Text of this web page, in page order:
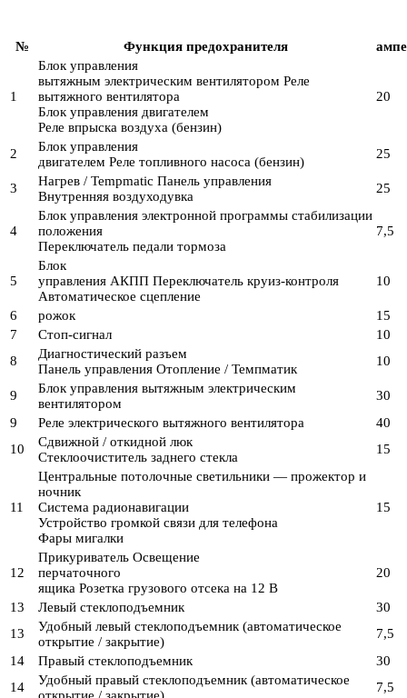
№ Функция предохранителя
1
Блок управления
вытяжным электрическим вентилятором Реле
вытяжного вентилятора
Блок управления двигателем
Реле впрыска воздуха (бензин)
20
2
Блок управления
двигателем Реле топливного насоса (бензин)
25
3
Нагрев / Tempmatic Панель управления
Внутренняя воздуходувка
25
4
Блок управления электронной программы стабилизации
положения
Переключатель педали тормоза
7,5
5
Блок
управления АКПП Переключатель круиз-контроля
Автоматическое сцепление
10
6 рожок
15
7
Стоп-сигнал
10
8
Диагностический разъем
Панель управления Отопление / Темпматик
10
9
Блок управления вытяжным электрическим
вентилятором
30
9
Реле электрического вытяжного вентилятора
40
10
Сдвижной / откидной люк
Стеклоочиститель заднего стекла
15
11
Центральные потолочные светильники — прожектор и
ночник
Система радионавигации
Устройство громкой связи для телефона
Фары мигалки
15
12
Прикуриватель Освещение
перчаточного
ящика Розетка грузового отсека на 12 В
20
13 Левый стеклоподъемник
30
13
Удобный левый стеклоподъемник (автоматическое
открытие / закрытие)
7,5
14
Правый стеклоподъемник
30
14
Удобный правый стеклоподъемник (автоматическое
7,5